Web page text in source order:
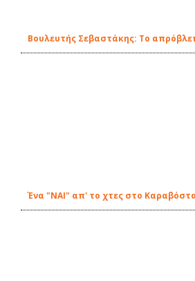
Βουλευτής Σεβαστάκης: Το
Ένα "ΝΑΙ" απ' το χτες στο